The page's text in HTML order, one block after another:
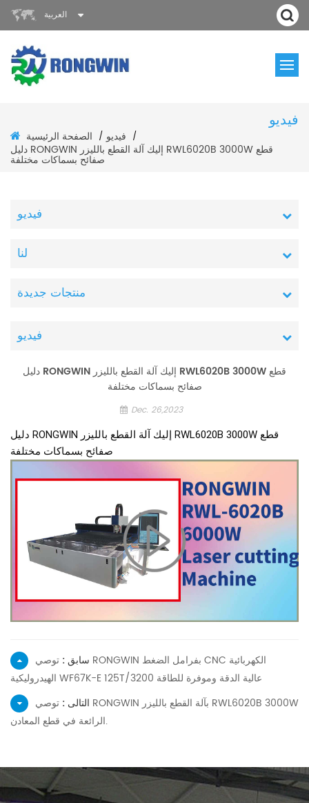
العربية
فيديو
الصفحة الرئيسية / فيديو /
دليل RONGWIN إليك آلة القطع بالليزر RWL6020B 3000W قطع
صفائح بسماكات مختلفة
فيديو
لنا
منتجات جديدة
فيديو
دليل RONGWIN إليك آلة القطع بالليزر RWL6020B 3000W قطع
صفائح بسماكات مختلفة
Dec. 26,2023
دليل RONGWIN إليك آلة القطع بالليزر RWL6020B 3000W قطع
صفائح بسماكات مختلفة
سابق : توصي RONGWIN بفرامل الضغط CNC الكهربائية
الهيدروليكية WF67K-E 125T/3200 عالية الدقة وموفرة للطاقة
التالى : توصي RONGWIN بآلة القطع بالليزر RWL6020B 3000W
الرائعة في قطع المعادن.